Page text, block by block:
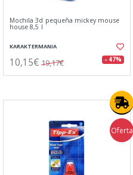
Mochila 3d pequeña mickey mouse
house 8,5 l
KARAKTERMANIA
10,15€ 19,17€ - 47%
Oferta